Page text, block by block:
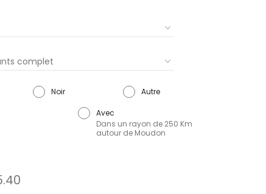
Noir Autre
Avec
Dans un rayon de 250 Km
autour de Moudon